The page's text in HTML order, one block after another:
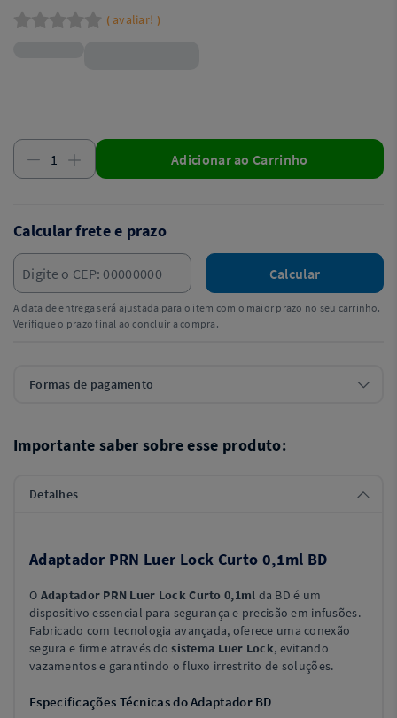
( avaliar! )
Adicionar ao Carrinho
Calcular frete e prazo
Calcular
A data de entrega será ajustada para o item com o maior prazo no seu carrinho.
Verifique o prazo final ao concluir a compra.
Formas de pagamento
Importante saber sobre esse produto:
Detalhes
Adaptador PRN Luer Lock Curto 0,1ml BD
O Adaptador PRN Luer Lock Curto 0,1ml da BD é um
dispositivo essencial para segurança e precisão em infusões.
Fabricado com tecnologia avançada, oferece uma conexão
segura e firme através dosistema Luer Lock, evitando
vazamentos e garantindo o fluxo irrestrito de soluções.
Especificações Técnicas do Adaptador BD